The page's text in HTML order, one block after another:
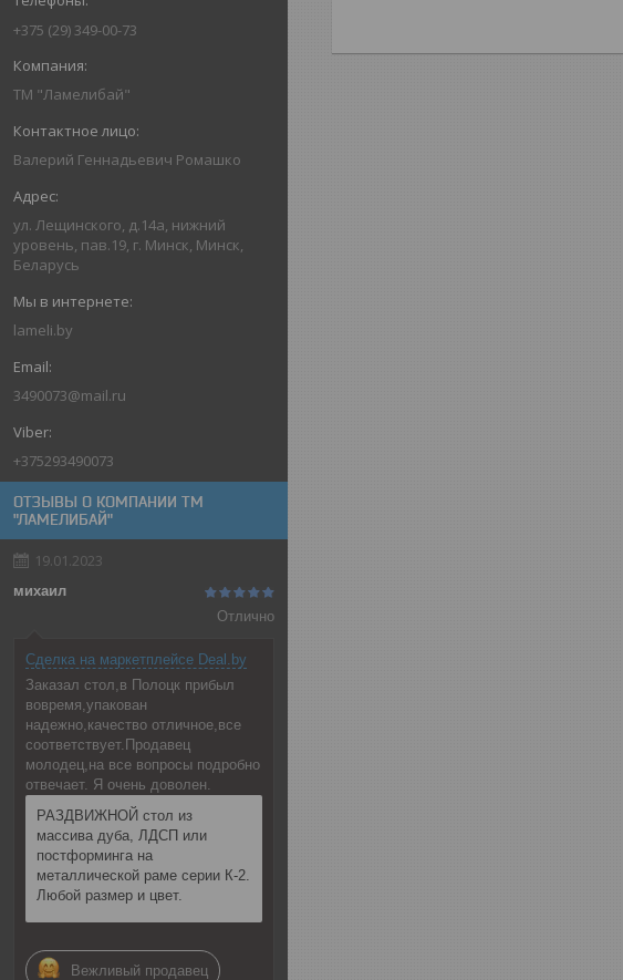
+375 (29) 349-00-73
ТМ "Ламелибай"
Валерий Геннадьевич Ромашко
ул. Лещинского, д.14а, нижний
уровень, пав.19, г. Минск, Минск,
Беларусь
lameli.by
3490073@mail.ru
+375293490073
ОТЗЫВЫ О КОМПАНИИ ТМ
"ЛАМЕЛИБАЙ"
19.01.2023
михаил
Отлично
Сделка на маркетплейсе Deal.by
Заказал стол,в Полоцк прибыл
вовремя,упакован
надежно,качество отличное,все
соответствует.Продавец
молодец,на все вопросы подробно
отвечает. Я очень доволен.
РАЗДВИЖНОЙ стол из
массива дуба, ЛДСП или
постформинга на
металлической раме серии К-2.
Любой размер и цвет.
Вежливый продавец